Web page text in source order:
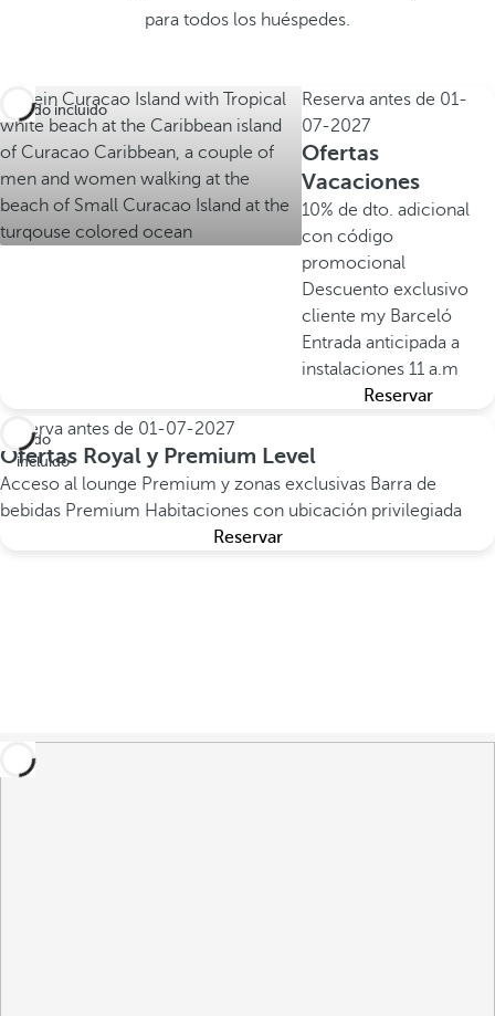
para todos los huéspedes.
Todo incluido
Reserva antes de 01-
07-2027
Ofertas
Vacaciones
10% de dto. adicional
con código
promocional
Descuento exclusivo
cliente my Barceló
Entrada anticipada a
instalaciones 11 a.m
Reservar
Todo
incluido
Reserva antes de 01-07-2027
Ofertas Royal y Premium Level
Acceso al lounge Premium y zonas exclusivas Barra de
bebidas Premium Habitaciones con ubicación privilegiada
Reservar